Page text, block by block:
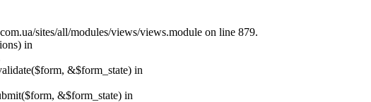
sites/all/modules/views/views.module on line 879.
in
&$form_state) in
&$form_state) in